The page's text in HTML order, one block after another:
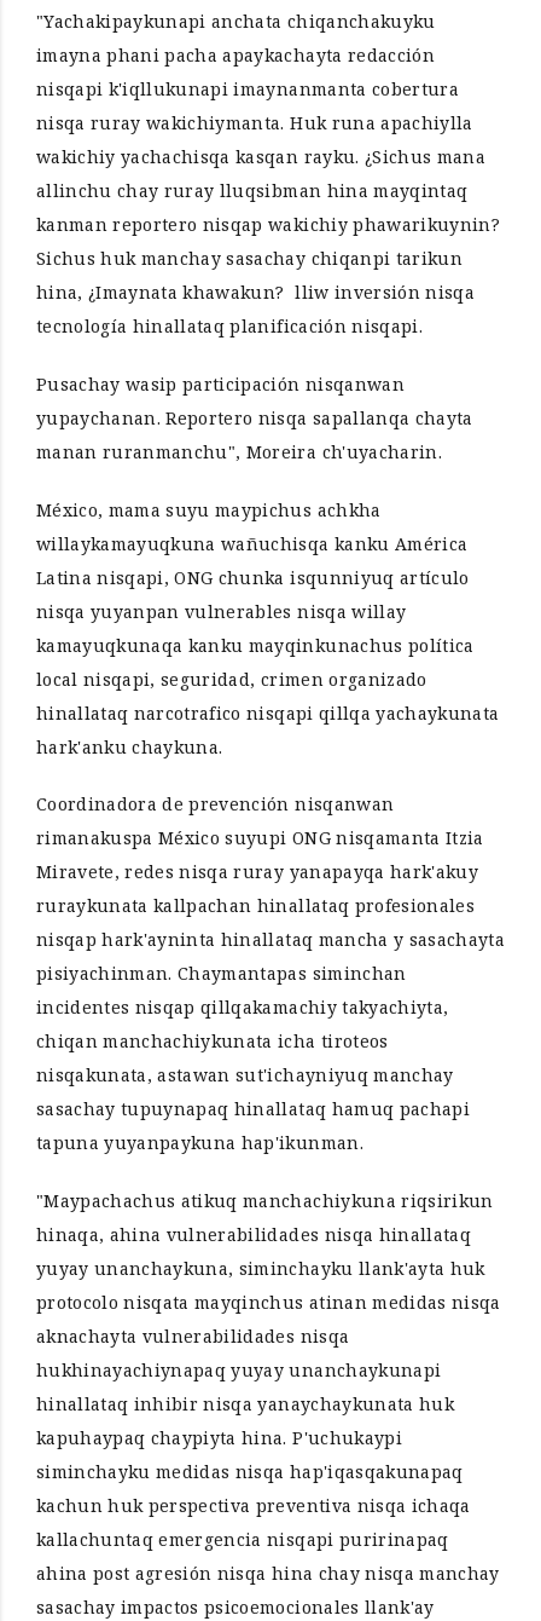
"Yachakipaykunapi anchata chiqanchakuyku
imayna phani pacha apaykachayta redacción
nisqapi k'iqllukunapi imaynanmanta cobertura
nisqa ruray wakichiymanta. Huk runa apachiylla
wakichiy yachachisqa kasqan rayku. ¿Sichus mana
allinchu chay ruray lluqsibman hina mayqintaq
kanman reportero nisqap wakichiy phawarikuynin?
Sichus huk manchay sasachay chiqanpi tarikun
hina, ¿Imaynata khawakun? lliw inversión nisqa
tecnología hinallataq planificación nisqapi.
Pusachay wasip participación nisqanwan
yupaychanan. Reportero nisqa sapallanqa chayta
manan ruranmanchu", Moreira ch'uyacharin.
México, mama suyu maypichus achkha
willaykamayuqkuna wañuchisqa kanku América
Latina nisqapi, ONG chunka isqunniyuq artículo
nisqa yuyanpan vulnerables nisqa willay
kamayuqkunaqa kanku mayqinkunachus política
local nisqapi, seguridad, crimen organizado
hinallataq narcotrafico nisqapi qillqa yachaykunata
hark'anku chaykuna.
Coordinadora de prevención nisqanwan
rimanakuspa México suyupi ONG nisqamanta Itzia
Miravete, redes nisqa ruray yanapayqa hark'akuy
ruraykunata kallpachan hinallataq profesionales
nisqap hark'ayninta hinallataq mancha y sasachayta
pisiyachinman. Chaymantapas siminchan
incidentes nisqap qillqakamachiy takyachiyta,
chiqan manchachiykunata icha tiroteos
nisqakunata, astawan sut'ichayniyuq manchay
sasachay tupuynapaq hinallataq hamuq pachapi
tapuna yuyanpaykuna hap'ikunman.
"Maypachachus atikuq manchachiykuna riqsirikun
hinaqa, ahina vulnerabilidades nisqa hinallataq
yuyay unanchaykuna, siminchayku llank'ayta huk
protocolo nisqata mayqinchus atinan medidas nisqa
aknachayta vulnerabilidades nisqa
hukhinayachiynapaq yuyay unanchaykunapi
hinallataq inhibir nisqa yanaychaykunata huk
kapuhaypaq chaypiyta hina. P'uchukaypi
siminchayku medidas nisqa hap'iqasqakunapaq
kachun huk perspectiva preventiva nisqa ichaqa
kallachuntaq emergencia nisqapi puririnapaq
ahina post agresión nisqa hina chay nisqa manchay
sasachay impactos psicoemocionales llank'ay